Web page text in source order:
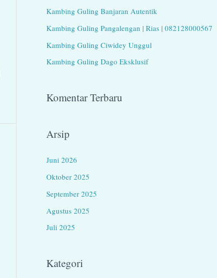
u
k
:
Kambing Guling Banjaran Autentik
Kambing Guling Pangalengan | Rias | 082128000567
Kambing Guling Ciwidey Unggul
Kambing Guling Dago Eksklusif
Komentar Terbaru
Arsip
Juni 2026
Oktober 2025
September 2025
Agustus 2025
Juli 2025
Kategori